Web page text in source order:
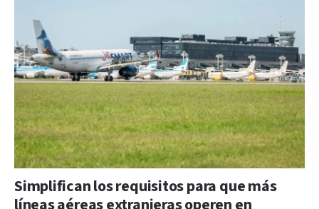
Simplifican los requisitos para que más
líneas aéreas extranjeras operen en